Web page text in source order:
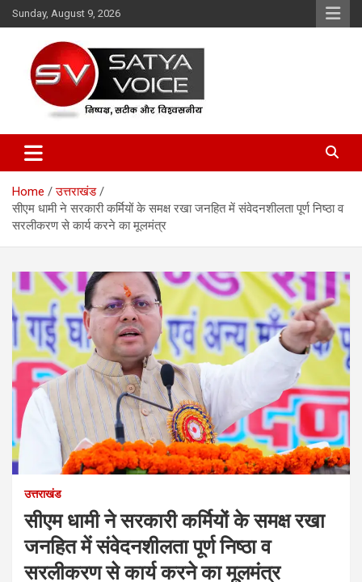
Skip
to
Sunday, August 9, 2026
Satya Voice
Home
उत्तराखंड
सीएम धामी ने सरकारी कर्मियों के समक्ष रखा जनहित में संवेदनशीलता पूर्ण निष्ठा व
सरलीकरण से कार्य करने का मूलमंत्र
उत्तराखंड
सीएम धामी ने सरकारी कर्मियों के समक्ष रखा
जनहित में संवेदनशीलता पूर्ण निष्ठा व
सरलीकरण से कार्य करने का मूलमंत्र